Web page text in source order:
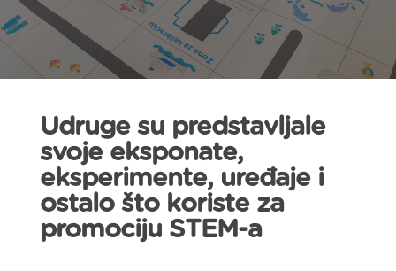
Udruge su predstavljale
svoje eksponate,
eksperimente, uređaje i
ostalo što koriste za
promociju STEM-a